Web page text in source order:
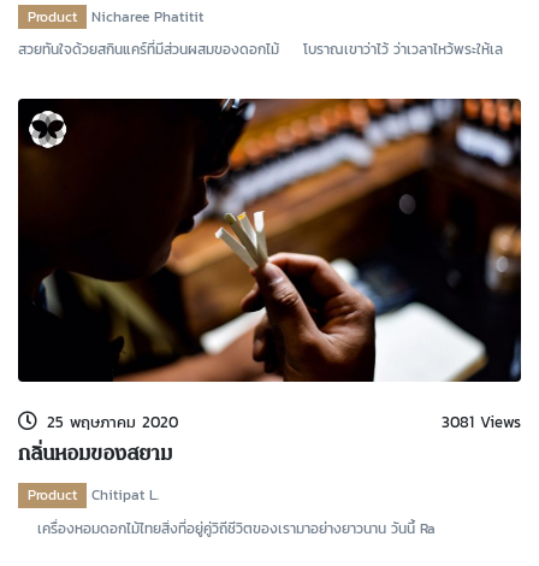
Channel Youtube
Product
Nicharee Phatitit
สวยทันใจด้วยสกินแคร์ที่มีส่วนผสมของดอกไม้ โบราณเขาว่าไว้ ว่าเวลาไหว้พระให้เล
25 พฤษภาคม 2020 3081 Views
กลิ่นหอมของสยาม
Product
Chitipat L.
เครื่องหอมดอกไม้ไทยสิ่งที่อยู่คู่วิถีชีวิตของเรามาอย่างยาวนาน วันนี้ Ra